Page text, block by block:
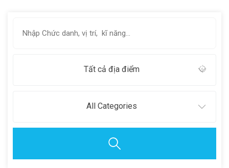
Tất cả địa điểm
All Categories